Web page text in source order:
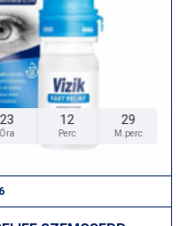
23
Óra
12
Perc
28
M.perc